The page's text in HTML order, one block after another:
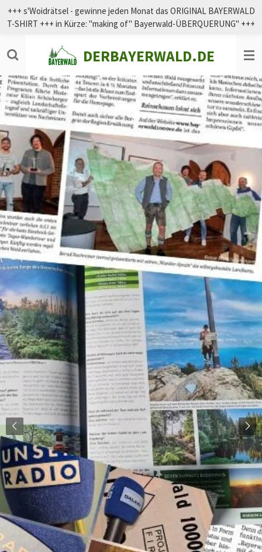
Zum
Hauptinhalt
DERBAYERWALD.DE
+++ s'Woidrätsel - gewinne jeden Monat das ORIGINAL BAYERWALD
T-SHIRT +++ in Kürze: "making of" Bayerwald-ÜBERQUERUNG" +++